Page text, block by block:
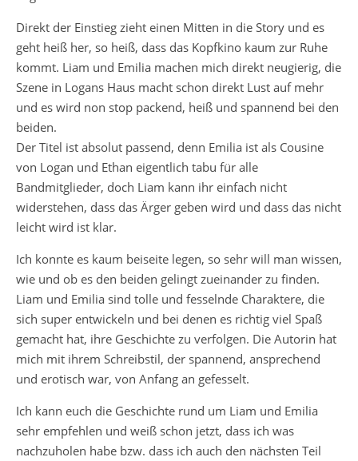
Direkt der Einstieg zieht einen Mitten in die Story und es
geht heiß her, so heiß, dass das Kopfkino kaum zur Ruhe
kommt. Liam und Emilia machen mich direkt neugierig, die
Szene in Logans Haus macht schon direkt Lust auf mehr
und es wird non stop packend, heiß und spannend bei den
beiden.
Der Titel ist absolut passend, denn Emilia ist als Cousine
von Logan und Ethan eigentlich tabu für alle
Bandmitglieder, doch Liam kann ihr einfach nicht
widerstehen, dass das Ärger geben wird und dass das nicht
leicht wird ist klar.
Ich konnte es kaum beiseite legen, so sehr will man wissen,
wie und ob es den beiden gelingt zueinander zu finden.
Liam und Emilia sind tolle und fesselnde Charaktere, die
sich super entwickeln und bei denen es richtig viel Spaß
gemacht hat, ihre Geschichte zu verfolgen. Die Autorin hat
mich mit ihrem Schreibstil, der spannend, ansprechend
und erotisch war, von Anfang an gefesselt.
Ich kann euch die Geschichte rund um Liam und Emilia
sehr empfehlen und weiß schon jetzt, dass ich was
nachzuholen habe bzw. dass ich auch den nächsten Teil